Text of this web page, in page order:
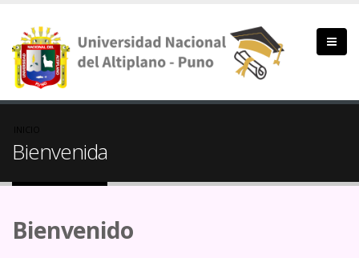
contenido
principal
Sobrescribir
enlaces
ayuda
Bienvenida
Bienvenido